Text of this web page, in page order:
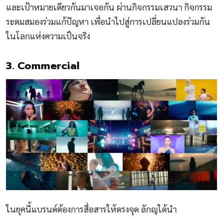
และเป้าหมายเดียวกันมาเจอกัน ผ่านกิจกรรมเสวนา กิจกรรม
ระดมสมองร่วมแก้ปัญหา เพื่อนำไปสู่การเปลี่ยนแปลงร่วมกัน
ในโลกแห่งความเป็นจริง
3. Commercial
ในยุคนี้แบรนด์ต้องการสื่อสารให้ตรงจุด ลักญได้นำ